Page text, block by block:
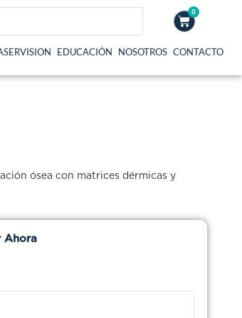
0
Cart
EDUCACIÓN NOSOTROS CONTACTO
ósea con matrices dérmicas y
Ahora